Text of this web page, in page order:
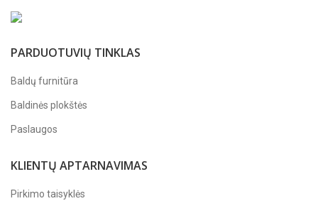
PARDUOTUVIŲ TINKLAS
Baldų furnitūra
Baldinės plokštės
Paslaugos
KLIENTŲ APTARNAVIMAS
Pirkimo taisyklės